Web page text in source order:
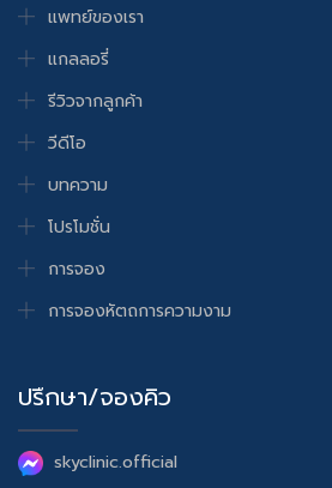
แพทย์ของเรา
แกลลอรี่
รีวิวจากลูกค้า
วีดีโอ
บทความ
โปรโมชั่น
การจอง
การจองหัตถการความงาม
ปรึกษา/จองคิว
skyclinic.official